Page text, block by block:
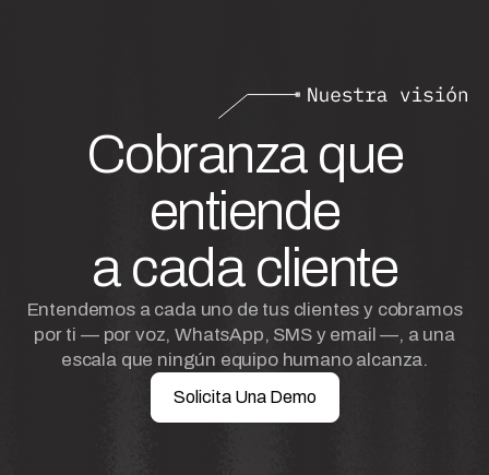
Cobranza que
entiende
a cada cliente
Entendemos a cada uno de tus clientes y cobramos
por ti — por voz, WhatsApp, SMS y email —, a una
escala que ningún equipo humano alcanza.
Solicita Una Demo